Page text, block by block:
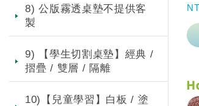
8) 公版霧透桌墊不提供客
製
9) 【學生切割桌墊】經典 /
摺疊 / 雙層 / 隔離
10)【兒童學習】白板 / 塗